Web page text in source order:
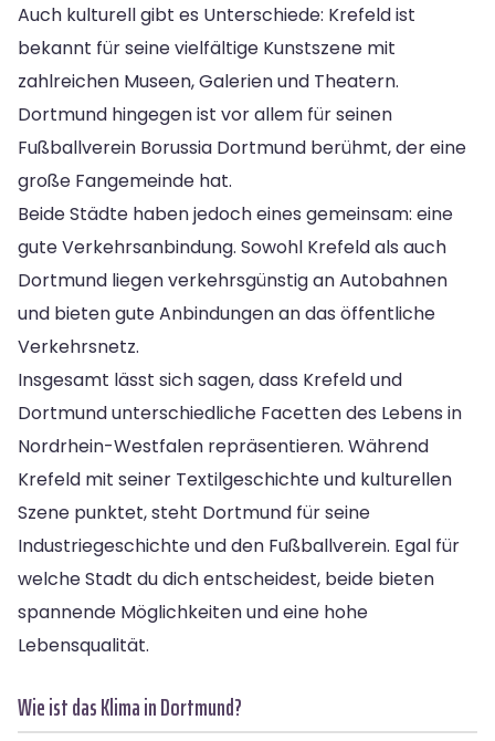
Auch kulturell gibt es Unterschiede: Krefeld ist
bekannt für seine vielfältige Kunstszene mit
zahlreichen Museen, Galerien und Theatern.
Dortmund hingegen ist vor allem für seinen
Fußballverein Borussia Dortmund berühmt, der eine
große Fangemeinde hat.
Beide Städte haben jedoch eines gemeinsam: eine
gute Verkehrsanbindung. Sowohl Krefeld als auch
Dortmund liegen verkehrsgünstig an Autobahnen
und bieten gute Anbindungen an das öffentliche
Verkehrsnetz.
Insgesamt lässt sich sagen, dass Krefeld und
Dortmund unterschiedliche Facetten des Lebens in
Nordrhein-Westfalen repräsentieren. Während
Krefeld mit seiner Textilgeschichte und kulturellen
Szene punktet, steht Dortmund für seine
Industriegeschichte und den Fußballverein. Egal für
welche Stadt du dich entscheidest, beide bieten
spannende Möglichkeiten und eine hohe
Lebensqualität.
Wie ist das Klima in Dortmund?